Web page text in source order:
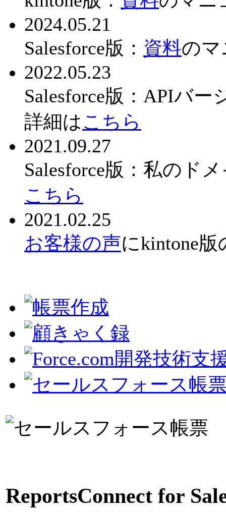
2024.05.21
Salesforce版： 資料のマ
2022.05.23
Salesforce版：APIバ
詳細はこちら
2021.09.27
Salesforce版：私のド
こちら
2021.02.25
お客様の声にkintone
ReportsConnect for